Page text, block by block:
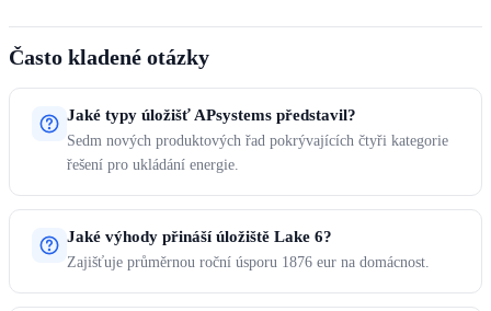
Často kladené otázky
Jaké typy úložišť APsystems představil?
Sedm nových produktových řad pokrývajících čtyři kategorie
řešení pro ukládání energie.
Jaké výhody přináší úložiště Lake 6?
Zajišťuje průměrnou roční úsporu 1876 eur na domácnost.